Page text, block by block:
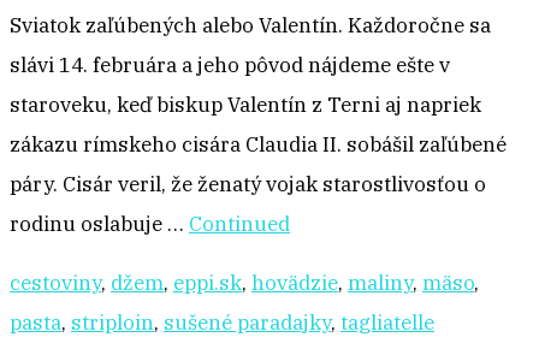
Sviatok zaľúbených alebo Valentín. Každoročne sa
slávi 14. februára a jeho pôvod nájdeme ešte v
staroveku, keď biskup Valentín z Terni aj napriek
zákazu rímskeho cisára Claudia II. sobášil zaľúbené
páry. Cisár veril, že ženatý vojak starostlivosťou o
rodinu oslabuje … Continued
cestoviny, džem, eppi.sk, hovädzie, maliny, mäso,
pasta, striploin, sušené paradajky, tagliatelle